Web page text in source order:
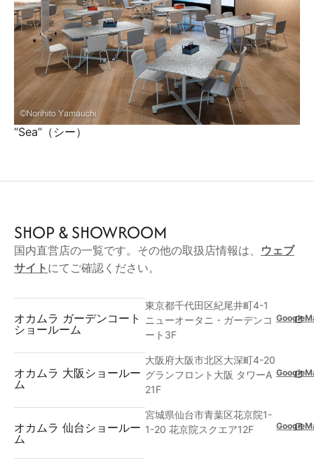
“Sea”（シー）
SHOP & SHOWROOM
国内直営店の一覧です。その他の取扱店情報は、 ウェブ
サイト にてご確認ください。
オカムラ ガーデンコート
ショールーム
東京都千代田区紀尾井町4-1
ニューオータニ・ガーデンコ
ート3F
オカムラ 大阪ショールー
ム
大阪府大阪市北区大深町4-20
グランフロント大阪 タワーA
21F
オカムラ 仙台ショールー
ム
宮城県仙台市青葉区花京院1-
1-20 花京院スクエア12F